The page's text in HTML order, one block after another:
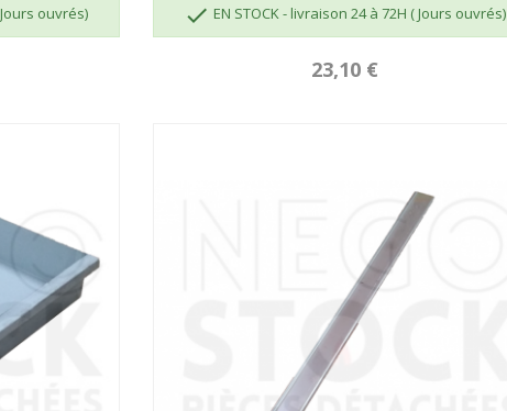
ouvrés)  EN STOCK - livraison 24 à 72H ( Jours ouvrés)
23,10 €